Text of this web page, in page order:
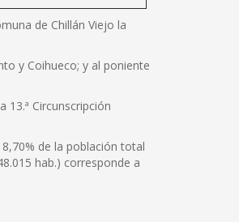
de Chillán Viejo la
y Coihueco; y al poniente
13.ª Circunscripción
de la población total
hab.) corresponde a